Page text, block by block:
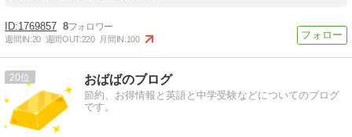
1769857 8
週間IN:20 週間OUT:220 月間IN:100
20 おばばのブログ
節約、お得情報と英語と中学受験などについてのブログ
です。